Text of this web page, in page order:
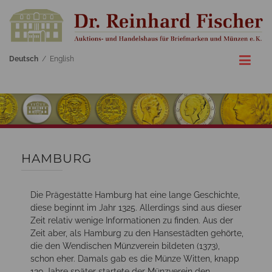
Deutsch / English
HAMBURG
Die Prägestätte Hamburg hat eine lange Geschichte,
diese beginnt im Jahr 1325. Allerdings sind aus dieser
Zeit relativ wenige Informationen zu finden. Aus der
Zeit aber, als Hamburg zu den Hansestädten gehörte,
die den Wendischen Münzverein bildeten (1373),
schon eher. Damals gab es die Münze Witten, knapp